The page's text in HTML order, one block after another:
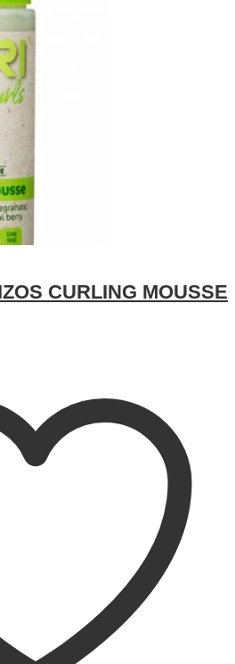
CURLING MOUSSE